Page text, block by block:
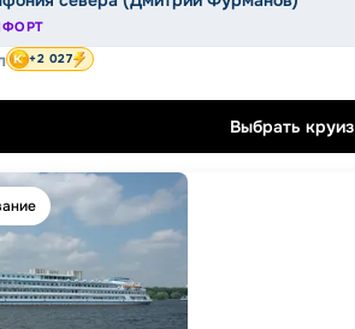
+2 027
Выбрать круиз